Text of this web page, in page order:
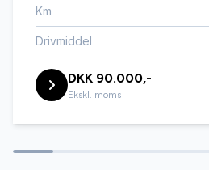
Sportssæder
Stofsæder
Km
Drivmiddel
DKK 90.000,-
Ekskl. moms